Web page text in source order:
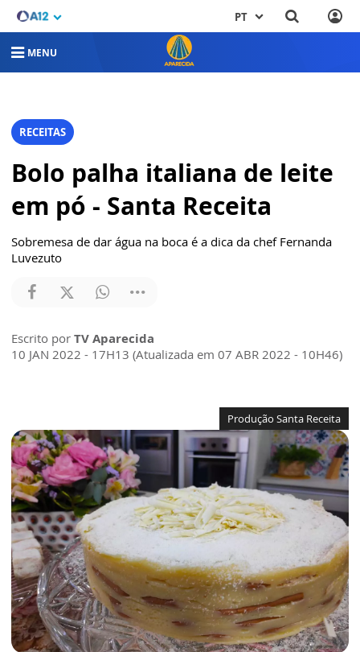
PT
MENU
RECEITAS
Bolo palha italiana de leite
em pó - Santa Receita
Sobremesa de dar água na boca é a dica da chef Fernanda
Luvezuto
Escrito por TV Aparecida
10 JAN 2022 - 17H13 (Atualizada em 07 ABR 2022 - 10H46)
Produção Santa Receita